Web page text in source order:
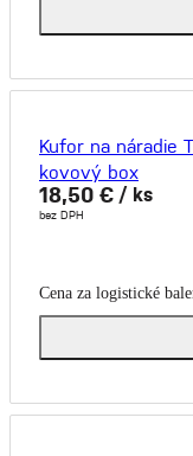
Kufor na náradie
kovový box
18,50 € / ks
bez DPH
Cena za logistické